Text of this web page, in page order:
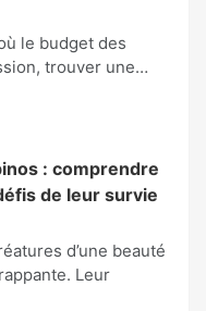
le budget des
trouver une…
: comprendre
de leur survie
d’une beauté
Leur